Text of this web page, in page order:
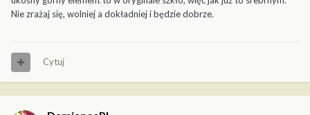
Nie zrażaj się, wolniej a dokładniej i będzie dobrze.
Cytuj